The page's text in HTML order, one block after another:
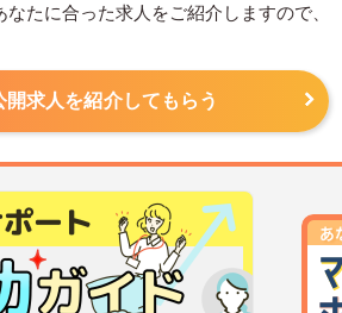
たに合った求人をご紹介しますので、
開求人を紹介してもらう